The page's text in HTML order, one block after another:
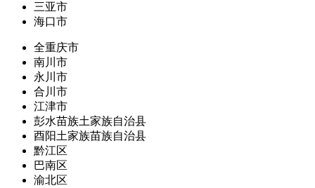
三亚市
海口市
全重庆市
南川市
永川市
合川市
江津市
彭水苗族土家族自治县
酉阳土家族苗族自治县
黔江区
巴南区
渝北区